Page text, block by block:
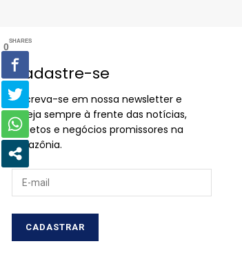
Cadastre-se
Inscreva-se em nossa newsletter e
esteja sempre à frente das notícias,
projetos e negócios promissores na
Amazônia.
0
SHARES